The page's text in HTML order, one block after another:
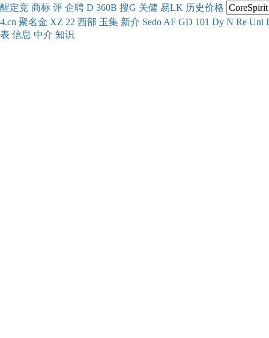
醒定竞 商标 评 企聘 D 360B 搜G 关健 易LK 历史价格
4.cn 聚名金 XZ 22 西部 玉集 新介 Sedo AF GD 101 Dy N Re Uni
表 信息 中介 知识